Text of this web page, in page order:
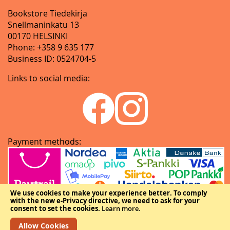
We use cookies to make your experience better. To comply
with the new e-Privacy directive, we need to ask for your
consent to set the cookies. Learn more.
Allow Cookies
Bookstore Tiedekirja
Snellmaninkatu 13
00170 HELSINKI
Phone: +358 9 635 177
Business ID: 0524704-5
Links to social media:
Payment methods:
Copyright © The Federation of Finnish Learned Societies